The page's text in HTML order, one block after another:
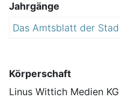
Jahrgänge
Körperschaft
Linus Wittich Medien KG